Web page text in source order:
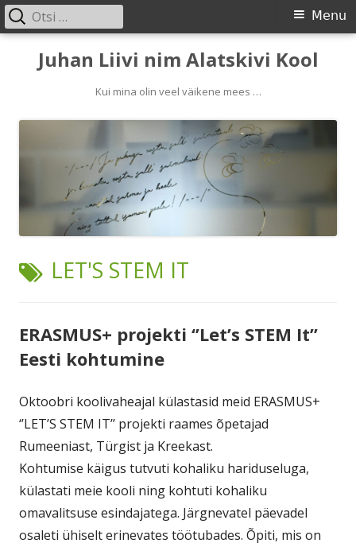
Juhan Liivi nim Alatskivi Kool
Kui mina olin veel väikene mees …
Primary
Menu
Menu
Otsi:
TAG:
LET'S STEM IT
ERASMUS+ projekti ‘’Let’s STEM It’’
Eesti kohtumine
Oktoobri koolivaheajal külastasid meid ERASMUS+
‘’LET’S STEM IT’’ projekti raames õpetajad
Rumeeniast, Türgist ja Kreekast.
Kohtumise käigus tutvuti kohaliku hariduseluga,
külastati meie kooli ning kohtuti kohaliku
omavalitsuse esindajatega. Järgnevatel päevadel
osaleti ühiselt erinevates töötubades. Õpiti, mis on